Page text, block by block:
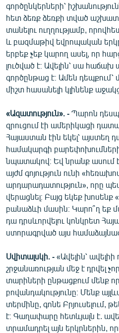
գործընկերների՝
հետ ձեռք ձեռքի տված
տանելու ուղղությամբ,
և բազմաթիվ եվրոպական
երբեք չեք կարող ասել, որ
լուծված է։ Ավելին՝ սա
գործընթաց է։ Ամեն
միշտ հասանելի կլինենք
«Ազատություն». - Պարոն
զրուցում էի ամերիկացի
Հայաստան էին եկել՝
համակարգի
նպատակով։ Եվ նրանք ասում
այժմ գոյություն ունի
արդարադատություն», որը
վերացնել։ Բայց եկեք խոսենք
բանաձևի մասին։ Կարո՞ղ եք
դա դրսևորվելու կոնկրետ
ստորագրված այս
Սվիտալսկի. - «Ավելին՝
շրջանառության մեջ է դրվել
տարիների ընթացքում մենք
բովանդակությունը։ Մենք
տերմինը, գոնե Բրյուսելում,
է։ Գաղափարը հետևյալն է.
տրամադրել այն երկրներին,